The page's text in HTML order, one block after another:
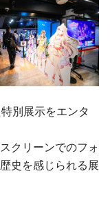
別展示をエンタ
クリーンでのフォ
史を感じられる展